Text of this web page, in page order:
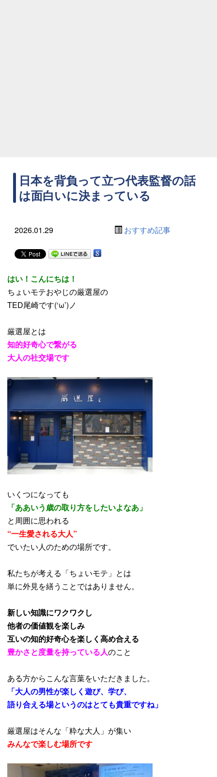
日本を背負って立つ代表監督の話
は面白いに決まっている
2026.01.29 おすすめ記事
はい！こんにちは！
ちょいモテおやじの厳選屋の
TED尾崎です(‘ω’)ノ
厳選屋とは
知的好奇心で繋がる
大人の社交場です
いくつになっても
「ああいう歳の取り方をしたいよなあ」
と周囲に思われる
“一生愛される大人”
でいたい人のための場所です。
私たちが考える「ちょいモテ」とは
単に外見を繕うことではありません。
新しい知識にワクワクし
他者の価値観を楽しみ
互いの知的好奇心を楽しく高め合える
豊かさと度量を持っている人のこと
ある方からこんな言葉をいただきました。
「大人の男性が楽しく遊び、学び、
語り合える場というのはとても貴重ですね」
厳選屋はそんな「粋な大人」が集い
みんなで楽しむ場所です